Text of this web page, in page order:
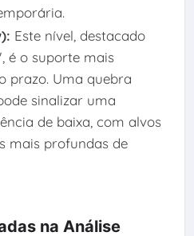
Este nível, destacado
é o suporte mais
prazo. Uma quebra
sinalizar uma
de baixa, com alvos
mais profundas de
na Análise